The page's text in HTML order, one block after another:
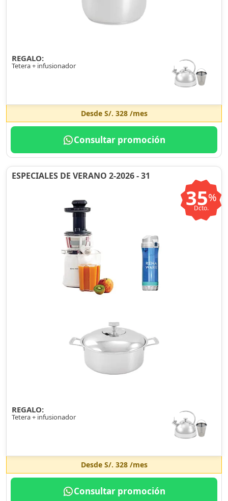
REGALO:
Tetera + infusionador
Desde S/. 328/mes
Consultar promoción
ESPECIALES DE VERANO 2-2026 - 31
35%
Dcto.
REGALO:
Tetera + infusionador
Desde S/. 328/mes
Consultar promoción